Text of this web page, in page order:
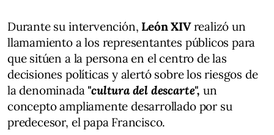
Durante su intervención, León XIVrealizó un
llamamiento a los representantes públicos para
que sitúen a la persona en el centro de las
decisiones políticas y alertó sobre los riesgos de
la denominada "cultura del descarte", un
concepto ampliamente desarrollado por su
predecesor, el papa Francisco.